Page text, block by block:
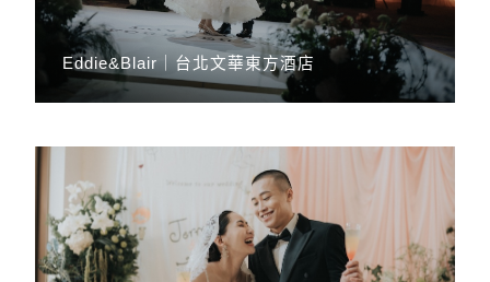
Eddie&Blair｜台北文華東方酒店